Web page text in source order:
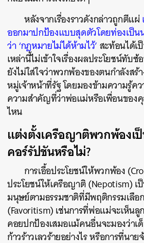
หลังจากเรื่องราวดังกล่าวถูกตีแผ่
ออกมาปกป้องแบบสุดตัวโดยท่องเป็
ว่า ‘กฎหมายไม่ได้ห้ามไว้’สะท้อนได้เ
เหล่านี้ไม่เข้าใจเรื่องผลประโยชน์ทับ
ยังไม่ใส่ใจว่าพวกพ้องของตนกำลังสร้
หมู่เจ้าหน้าที่รัฐ โดยมองข้ามความรู้ค
ความสำคัญที่ว่าพ่อแม่หรือเพื่อนของ
ไหน
แต่งตั้งเครือญาติพวกพ้องเ
คอร์รัปชันหรือไม่?
การเอื้อประโยชน์ให้พวกพ้อง
ประโยชน์ให้เครือญาติ (Nepotism) เ
มนุษย์ตามธรรมชาติที่มีพฤติกรรมเลือ
(Favoritism) เช่นการที่พ่อแม่จะเห็นลู
คอยปกป้องเสมอแม้คนอื่นจะมองว่าเ
ก้าวร้าวเลวร้ายอย่างไร หรือการที่นา